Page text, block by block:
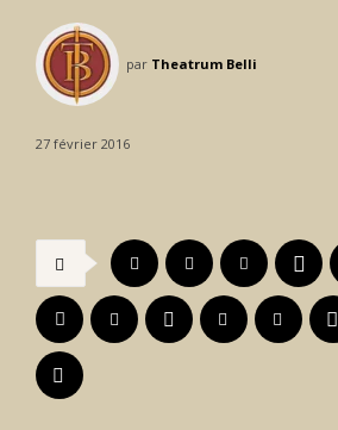
par Theatrum Belli
27 février 2016